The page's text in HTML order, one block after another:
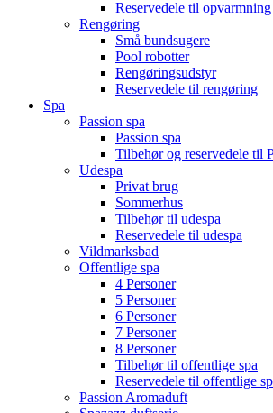
Reservedele til opvarmning
Rengøring
Små bundsugere
Pool robotter
Rengøringsudstyr
Reservedele til rengøring
Spa
Passion spa
Passion spa
Tilbehør og reservedele til
Udespa
Privat brug
Sommerhus
Tilbehør til udespa
Reservedele til udespa
Vildmarksbad
Offentlige spa
4 Personer
5 Personer
6 Personer
7 Personer
8 Personer
Tilbehør til offentlige spa
Reservedele til offentlige
Passion Aromaduft